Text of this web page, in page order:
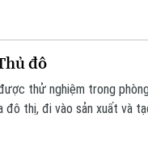
đô
thử nghiệm trong
thị, đi vào sản xuất và